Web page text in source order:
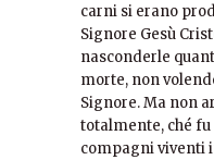
carni si erano
Signore Gesù
nasconderle
morte, non
Signore. Ma non
totalmente, ché
compagni viventi